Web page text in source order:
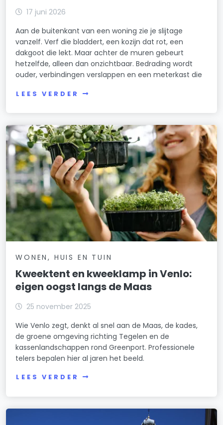
17 juni 2026
Aan de buitenkant van een woning zie je slijtage
vanzelf. Verf die bladdert, een kozijn dat rot, een
dakgoot die lekt. Maar achter de muren gebeurt
hetzelfde, alleen dan onzichtbaar. Bedrading wordt
ouder, verbindingen verslappen en een meterkast die
LEES VERDER
WONEN, HUIS EN TUIN
Kweektent en kweeklamp in Venlo:
eigen oogst langs de Maas
25 november 2025
Wie Venlo zegt, denkt al snel aan de Maas, de kades,
de groene omgeving richting Tegelen en de
kassenlandschappen rond Greenport. Professionele
telers bepalen hier al jaren het beeld.
LEES VERDER